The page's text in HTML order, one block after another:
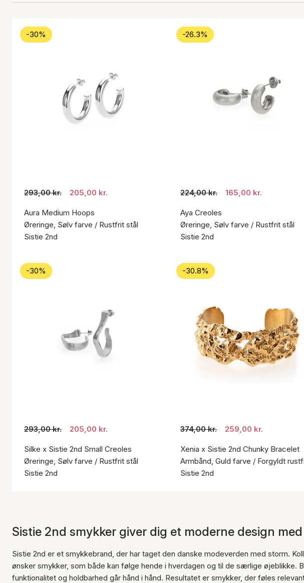
-30%
293,00 kr. 205,00 kr.
Aura Medium Hoops
Øreringe, Sølv farve / Rustfrit stål
Sistie 2nd
-26.3%
224,00 kr. 165,00 kr.
Aya Creoles
Øreringe, Sølv farve / Rustfrit stål
Sistie 2nd
-30%
293,00 kr. 205,00 kr.
Silke x Sistie 2nd Small Creoles
Øreringe, Sølv farve / Rustfrit stål
Sistie 2nd
-30.8%
374,00 kr. 259,00 kr.
Xenia x Sistie 2nd Chunky Bracelet
Armbånd, Guld farve / Forgyldt
Sistie 2nd
Sistie 2nd smykker giver dig et moderne design
Sistie 2nd er et smykkebrand, der har taget den danske modeverden med storm.
ønsker smykker, som både kan følge hende i hverdagen og til de særlige øjeblikke.
funktionalitet og holdbarhed går hånd i hånd. Resultatet er smykker, der føles